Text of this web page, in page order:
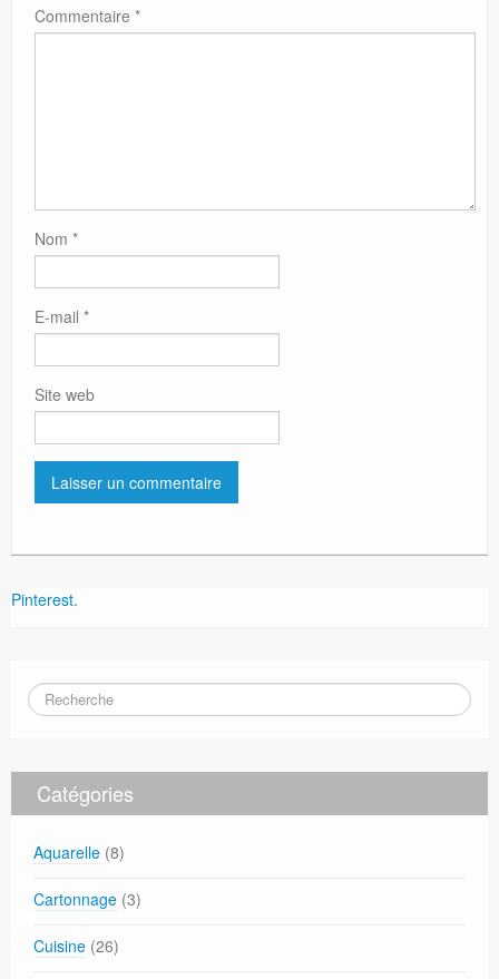
Commentaire *
Nom *
E-mail *
Site web
Pinterest.
Catégories
Aquarelle (8)
Cartonnage (3)
Cuisine (26)